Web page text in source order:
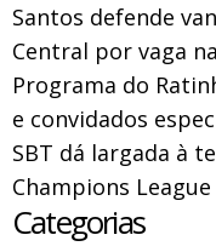
Santos defende
Central por vaga
Programa do
e convidados
SBT dá largada à
Champions League
Categorias